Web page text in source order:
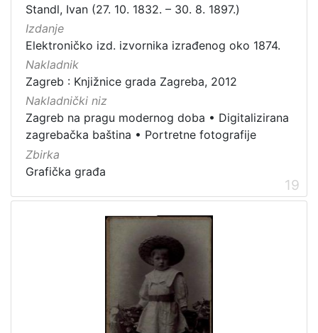
Standl, Ivan (27. 10. 1832. – 30. 8. 1897.)
Izdanje
Elektroničko izd. izvornika izrađenog oko 1874.
Nakladnik
Zagreb : Knjižnice grada Zagreba, 2012
Nakladnički niz
Zagreb na pragu modernog doba • Digitalizirana
zagrebačka baština • Portretne fotografije
Zbirka
Grafička građa
19